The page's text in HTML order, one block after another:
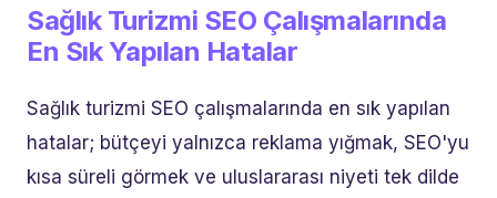
Sağlık Turizmi SEO Çalışmalarında
En Sık Yapılan Hatalar
Sağlık turizmi SEO çalışmalarında en sık yapılan
hatalar; bütçeyi yalnızca reklama yığmak, SEO'yu
kısa süreli görmek ve uluslararası niyeti tek dilde